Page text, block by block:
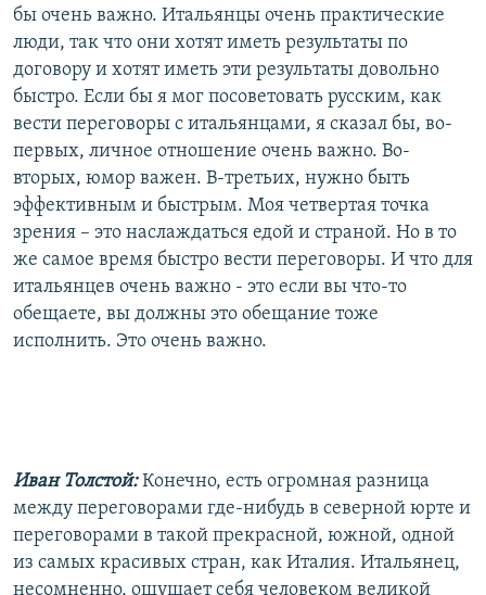
бы очень важно. Итальянцы очень практические
люди, так что они хотят иметь результаты по
договору и хотят иметь эти результаты довольно
быстро. Если бы я мог посоветовать русским, как
вести переговоры с итальянцами, я сказал бы, во-
первых, личное отношение очень важно. Во-
вторых, юмор важен. В-третьих, нужно быть
эффективным и быстрым. Моя четвертая точка
зрения – это наслаждаться едой и страной. Но в то
же самое время быстро вести переговоры. И что для
итальянцев очень важно - это если вы что-то
обещаете, вы должны это обещание тоже
исполнить. Это очень важно.
Иван Толстой:Конечно, есть огромная разница
между переговорами где-нибудь в северной юрте и
переговорами в такой прекрасной, южной, одной
из самых красивых стран, как Италия. Итальянец,
несомненно, ощущает себя человеком великой